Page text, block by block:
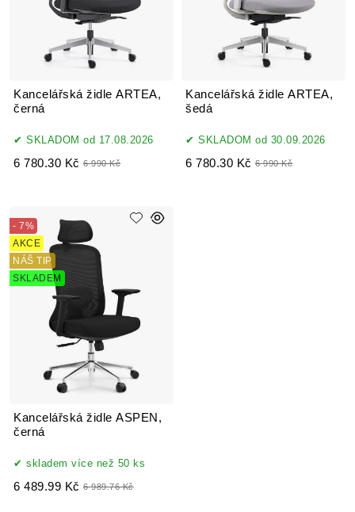
Kancelářská židle ARTEA,
černá
SKLADOM od 17.08.2026
6 780.30 Kč 6 990 Kč
Kancelářská židle ARTEA,
šedá
SKLADOM od 30.09.2026
6 780.30 Kč 6 990 Kč
Kancelářská židle ASPEN,
černá
- 7%
AKCE
NÁŠ TIP
SKLADEM
skladem více než 50 ks
6 489.99 Kč 6 989.76 Kč